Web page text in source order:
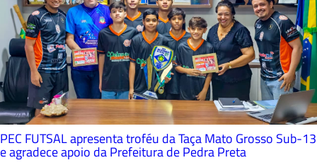
PEC FUTSAL apresenta troféu da Taça Mato Grosso Sub-13
e agradece apoio da Prefeitura de Pedra Preta